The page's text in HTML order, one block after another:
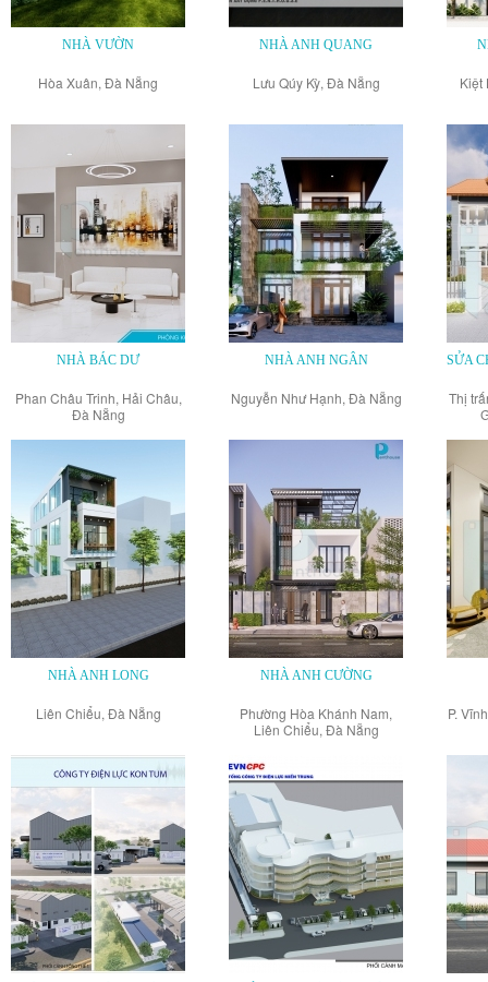
NHÀ VƯỜN
Hòa Xuân, Đà Nẵng
NHÀ ANH QUANG
Lưu Qúy Kỳ, Đà Nẵng Kiệt
NHÀ BÁC DƯ
Phan Châu Trinh, Hải Châu,
Đà Nẵng
NHÀ ANH NGÂN
Nguyễn Như Hạnh, Đà Nẵng
SỬA
Thị
NHÀ ANH LONG
Liên Chiểu, Đà Nẵng
NHÀ ANH CƯỜNG
Phường Hòa Khánh Nam,
Liên Chiểu, Đà Nẵng
P.